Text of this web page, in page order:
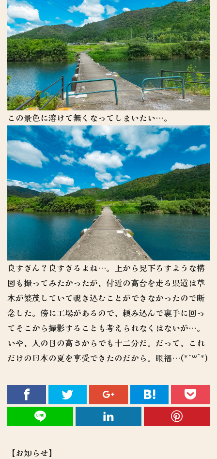
この景色に溶けて無くなってしまいたい…。
良すぎん？良すぎるよね…。上から見下ろすような構
図も撮ってみたかったが、付近の高台を走る県道は草
木が繁茂していて覗き込むことができなかったので断
念した。傍に工場があるので、頼み込んで裏手に回っ
てそこから撮影することも考えられなくはないが…。
いや、人の目の高さからでも十二分だ。だって、これ
だけの日本の夏を享受できたのだから。眼福…(*´꒳`*)
【お知らせ】